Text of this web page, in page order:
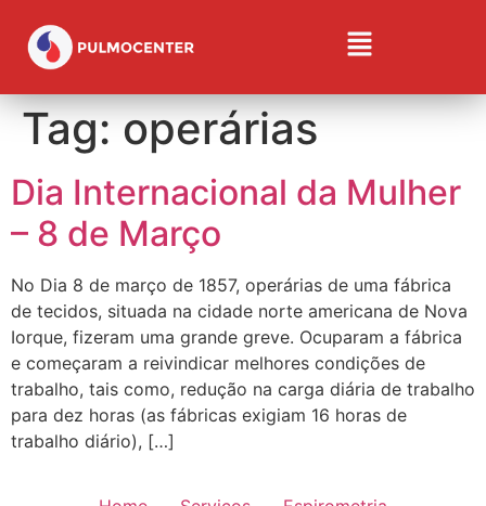
Tag:operárias
Dia Internacional da Mulher
– 8 de Março
No Dia 8 de março de 1857, operárias de uma fábrica
de tecidos, situada na cidade norte americana de Nova
Iorque, fizeram uma grande greve. Ocuparam a fábrica
e começaram a reivindicar melhores condições de
trabalho, tais como, redução na carga diária de trabalho
para dez horas (as fábricas exigiam 16 horas de
trabalho diário), […]